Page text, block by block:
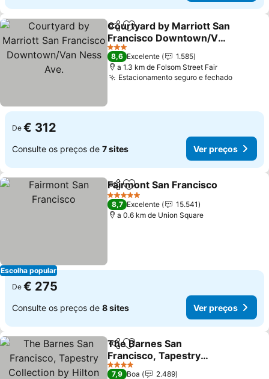
PartilharAdicionar aos favoritos
Courtyard by Marriott San
Francisco Downtown/Van
Ness Ave.
Ver preços
3 Estrelas
8,6 Excelente
1.585
a 1.3 km de Folsom Street Fair
Estacionamento seguro e fechadoVer
De € 312
Consulte os preços de 7 sites Ver preços
Escolha popular
PartilharAdicionar aos favoritos
Fairmont San Francisco
5 Estrelas
8,7 Excelente
15.541
a 0.6 km de Union Square
De € 275
Consulte os preços de 8 sites Ver preços
PartilharAdicionar aos favoritos
The Barnes San
Francisco, Tapestry
Collection by Hilton
Ver preços
4 Estrelas
7,9 Boa
2.489